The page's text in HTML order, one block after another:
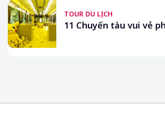
TOUR DU LỊCH
11 Chuyến tàu vui vẻ